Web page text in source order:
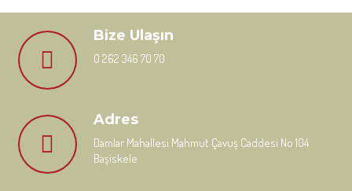
Bize Ulaşın
0 262 346 70 70
Adres
Damlar Mahallesi Mahmut Çavuş Caddesi No 104
Başiskele